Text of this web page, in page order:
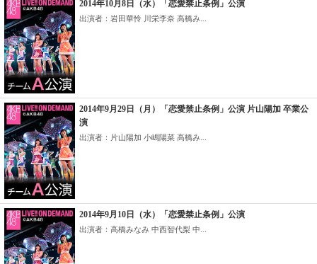
2014年10月8日（水）「恋愛禁止条例」公演
出演者：岩田華怜 川栄李奈 高橋み...
2014年9月29日（月）「恋愛禁止条例」公演 片山陽加 卒業公
演
出演者：片山陽加 小嶋陽菜 高橋み...
2014年9月10日（水）「恋愛禁止条例」公演
出演者：高橋みなみ 中西智代梨 中...